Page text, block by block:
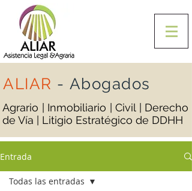
ALIAR - Abogados
Agrario | Inmobiliario | Civil | Derecho
de Vía | Litigio Estratégico de DDHH
Entrada
Todas las entradas